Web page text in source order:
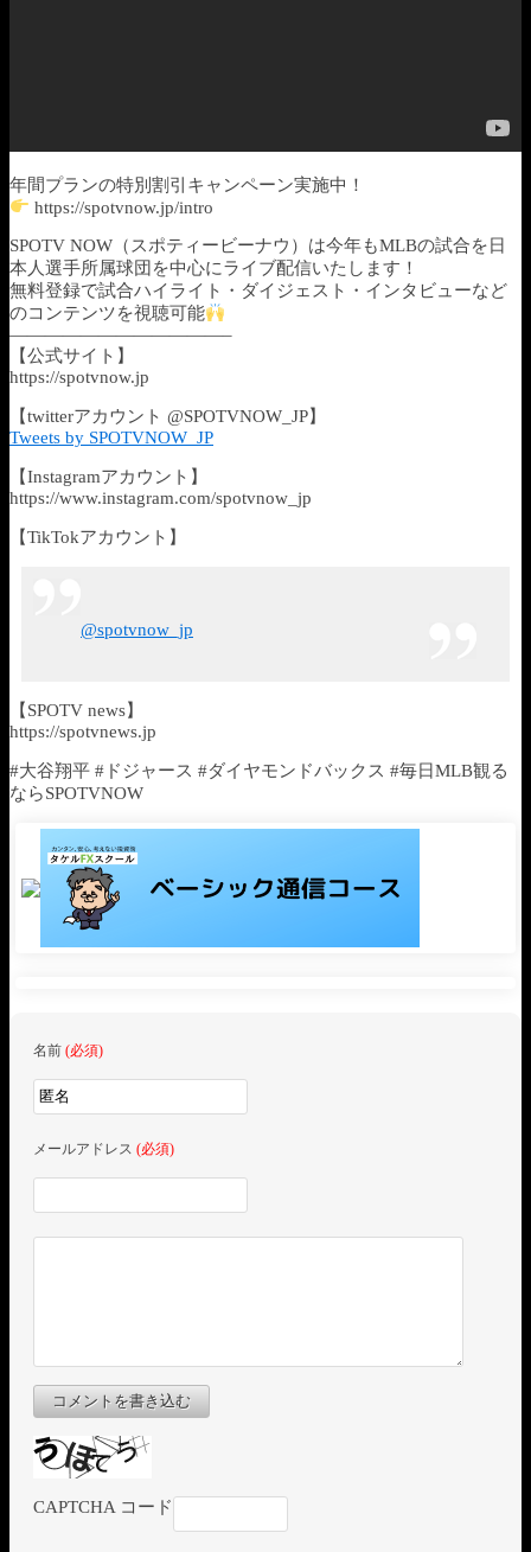
年間プランの特別割引キャンペーン実施中！
https://spotvnow.jp/intro
SPOTV NOW（スポティービーナウ）は今年もMLBの試合を日
本人選手所属球団を中心にライブ配信いたします！
無料登録で試合ハイライト・ダイジェスト・インタビューなど
のコンテンツを視聴可能
————————————–
【公式サイト】
https://spotvnow.jp​​​​​​​​​​
【twitterアカウント @SPOTVNOW_JP】
Tweets by SPOTVNOW_JP
【Instagramアカウント】
https://www.instagram.com/spotvnow_jp
【TikTokアカウント】
@spotvnow_jp
【SPOTV news】
https://spotvnews.jp
#大谷翔平 #ドジャース #ダイヤモンドバックス #毎日MLB観る
ならSPOTVNOW
名前 (必須)
メールアドレス (必須)
コメントを書き込む
CAPTCHA コード